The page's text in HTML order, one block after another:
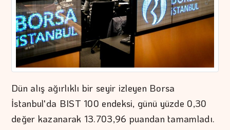
Dün alış ağırlıklı bir seyir izleyen Borsa
İstanbul'da BIST 100 endeksi, günü yüzde 0,30
değer kazanarak 13.703,96 puandan tamamladı.